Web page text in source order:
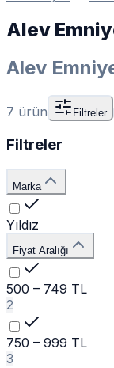
Alev
Alev
7 ürün Filtreler
Filtreler
Marka
Yıldız
Fiyat Aralığı
500 – 749 TL
2
750 – 999 TL
3